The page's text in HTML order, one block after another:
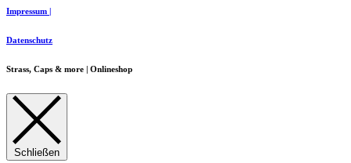
Impressum |
Datenschutz
Strass, Caps & more | Onlineshop
Schließen